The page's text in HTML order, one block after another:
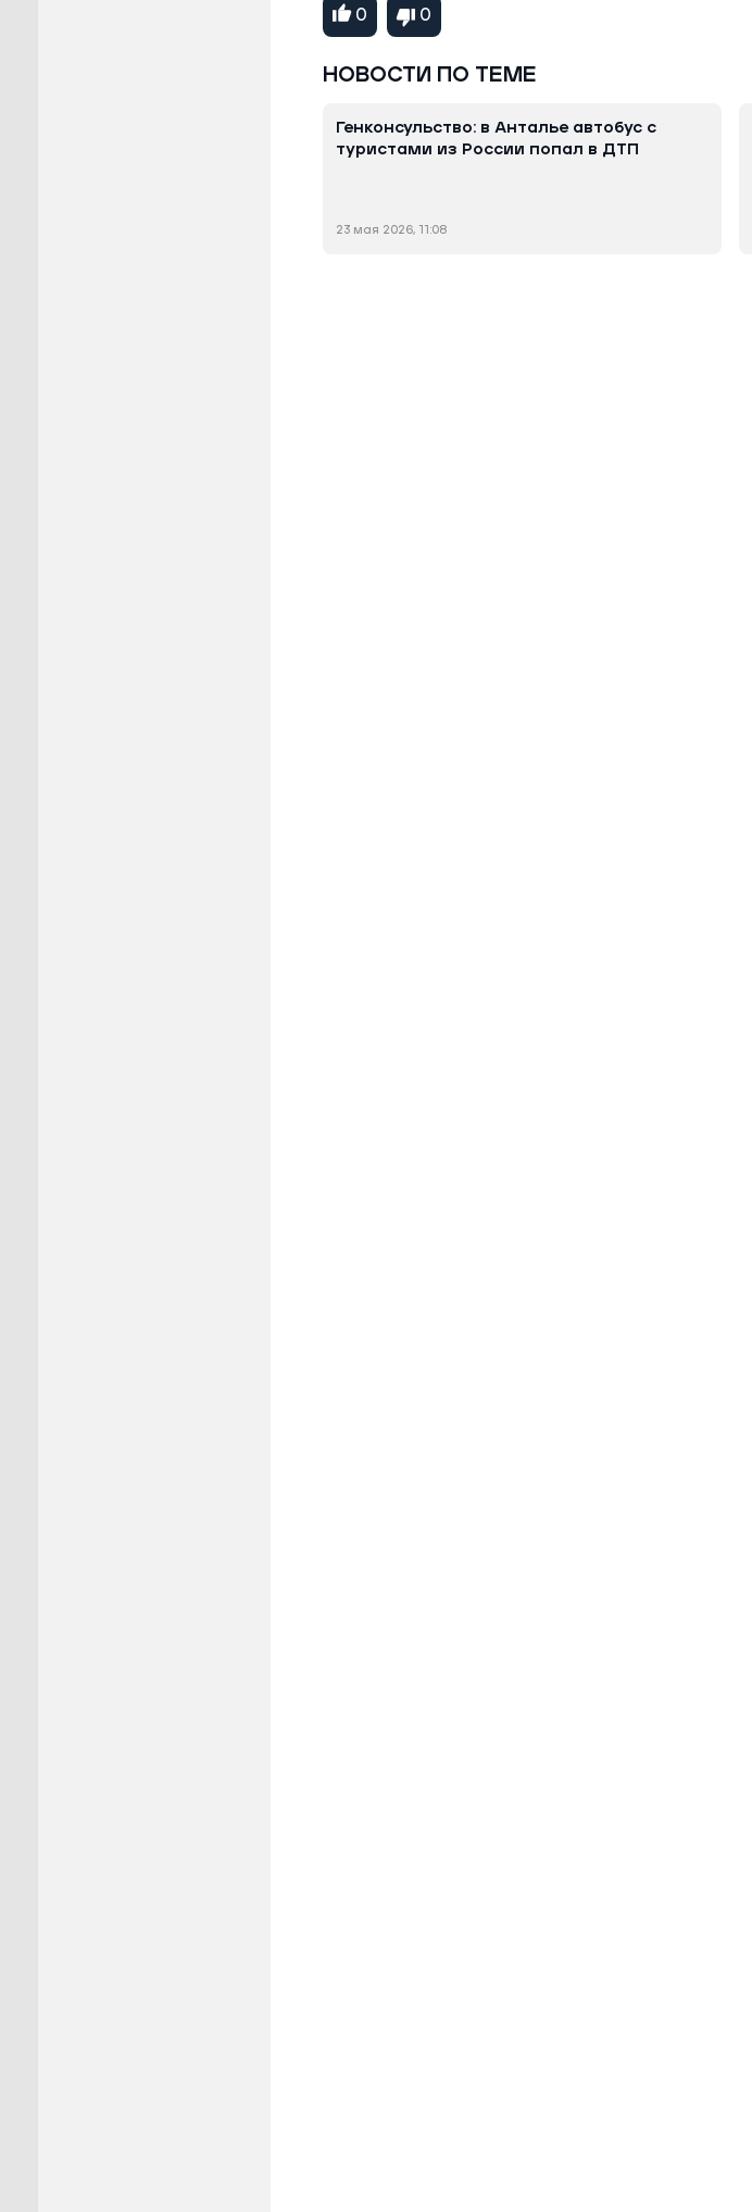
0 0
НОВОСТИ ПО ТЕМЕ
Генконсульство: в Анталье автобус с
туристами из России попал в ДТП
23 мая 2026, 11:08